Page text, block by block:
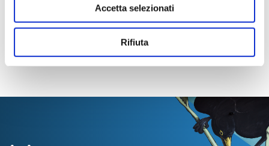
Accetta selezionati
Rifiuta